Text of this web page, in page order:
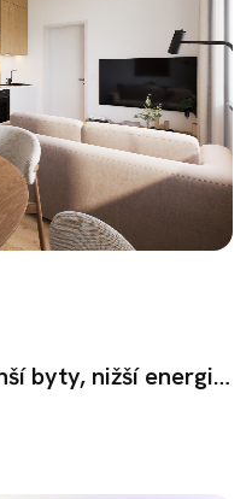
Nová realita bydlení: menší byty, nižší energie, jiný výnos